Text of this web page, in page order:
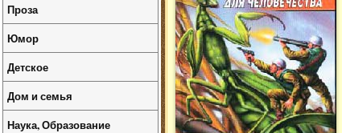
Проза
Юмор
Детское
Дом и семья
Наука, Образование